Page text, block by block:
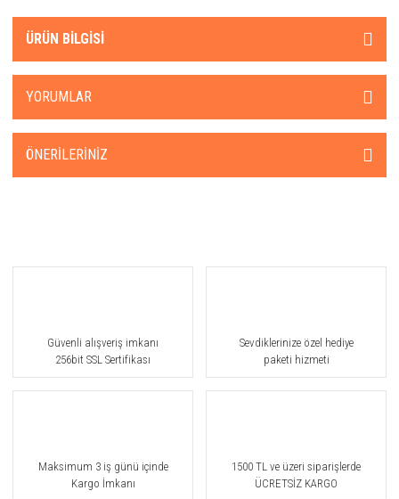
ÜRÜN BILGISI
YORUMLAR
ÖNERILERINIZ
Güvenli alışveriş imkanı
256bit SSL Sertifikası
Sevdiklerinize özel hediye
paketi hizmeti
Maksimum 3 iş günü içinde
Kargo İmkanı
1500 TL ve üzeri siparişlerde
ÜCRETSİZ KARGO